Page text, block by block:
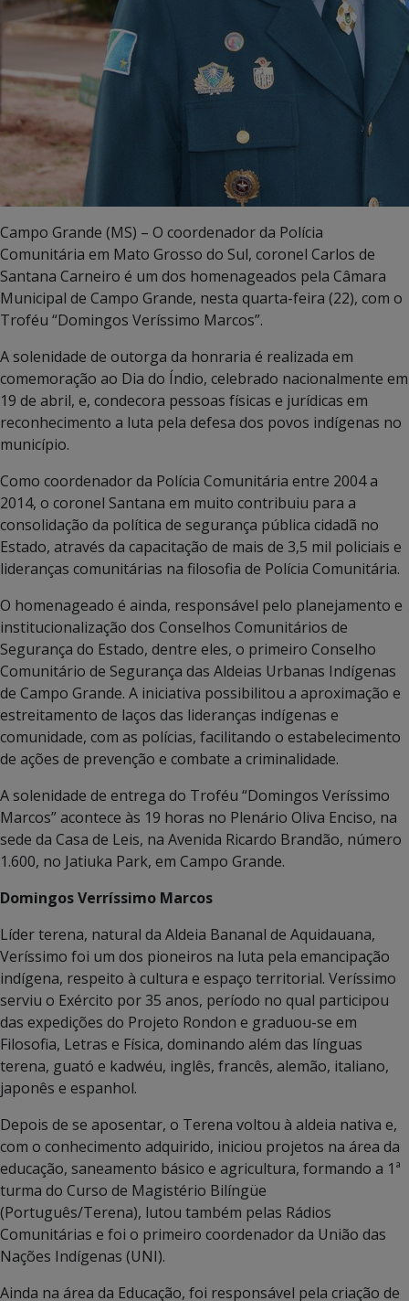
Campo Grande (MS) – O coordenador da Polícia
Comunitária em Mato Grosso do Sul, coronel Carlos de
Santana Carneiro é um dos homenageados pela Câmara
Municipal de Campo Grande, nesta quarta-feira (22), com o
Troféu “Domingos Veríssimo Marcos”.
A solenidade de outorga da honraria é realizada em
comemoração ao Dia do Índio, celebrado nacionalmente em
19 de abril, e, condecora pessoas físicas e jurídicas em
reconhecimento a luta pela defesa dos povos indígenas no
município.
Como coordenador da Polícia Comunitária entre 2004 a
2014, o coronel Santana em muito contribuiu para a
consolidação da política de segurança pública cidadã no
Estado, através da capacitação de mais de 3,5 mil policiais e
lideranças comunitárias na filosofia de Polícia Comunitária.
O homenageado é ainda, responsável pelo planejamento e
institucionalização dos Conselhos Comunitários de
Segurança do Estado, dentre eles, o primeiro Conselho
Comunitário de Segurança das Aldeias Urbanas Indígenas
de Campo Grande. A iniciativa possibilitou a aproximação e
estreitamento de laços das lideranças indígenas e
comunidade, com as polícias, facilitando o estabelecimento
de ações de prevenção e combate a criminalidade.
A solenidade de entrega do Troféu “Domingos Veríssimo
Marcos” acontece às 19 horas no Plenário Oliva Enciso, na
sede da Casa de Leis, na Avenida Ricardo Brandão, número
1.600, no Jatiuka Park, em Campo Grande.
Domingos Verríssimo Marcos
Líder terena, natural da Aldeia Bananal de Aquidauana,
Veríssimo foi um dos pioneiros na luta pela emancipação
indígena, respeito à cultura e espaço territorial. Veríssimo
serviu o Exército por 35 anos, período no qual participou
das expedições do Projeto Rondon e graduou-se em
Filosofia, Letras e Física, dominando além das línguas
terena, guató e kadwéu, inglês, francês, alemão, italiano,
japonês e espanhol.
Depois de se aposentar, o Terena voltou à aldeia nativa e,
com o conhecimento adquirido, iniciou projetos na área da
educação, saneamento básico e agricultura, formando a 1ª
turma do Curso de Magistério Bilíngüe
(Português/Terena), lutou também pelas Rádios
Comunitárias e foi o primeiro coordenador da União das
Nações Indígenas (UNI).
Ainda na área da Educação, foi responsável pela criação de